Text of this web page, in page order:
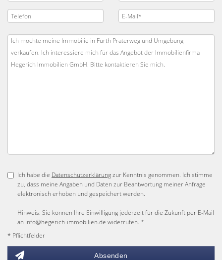
Ich habe die Datenschutzerklärungzur Kenntnis genommen. Ich stimme
zu, dass meine Angaben und Daten zur Beantwortung meiner Anfrage
elektronisch erhoben und gespeichert werden.
Hinweis: Sie können Ihre Einwilligung jederzeit für die Zukunft per E-Mail
an info@hegerich-immobilien.de widerrufen. *
* Pflichtfelder
Absenden